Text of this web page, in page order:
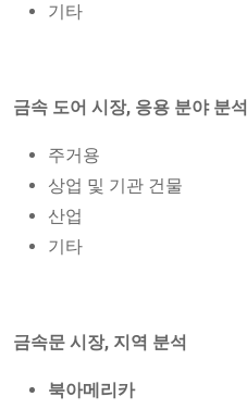
기타
금속 도어 시장, 응용 분야 분석
주거용
상업 및 기관 건물
산업
기타
금속문 시장, 지역 분석
북아메리카